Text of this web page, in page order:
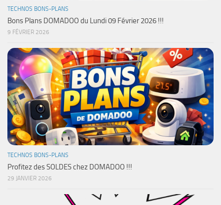
TECHNOS BONS-PLANS
Bons Plans DOMADOO du Lundi 09 Février 2026 !!!
9 FÉVRIER 2026
TECHNOS BONS-PLANS
Profitez des SOLDES chez DOMADOO !!!
29 JANVIER 2026